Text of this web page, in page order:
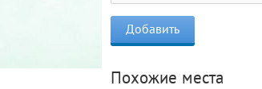
Похожие места